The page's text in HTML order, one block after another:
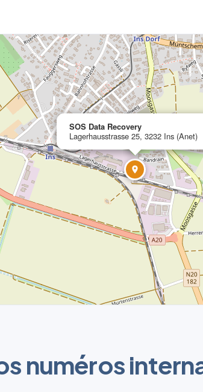
SOS Data Recovery
Lagerhausstrasse 25, 3232 Ins (Anet)
numéros